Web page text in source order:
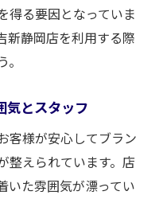
得る要因となっていま
新静岡店を利用する際
気とスタッフ
客様が安心してブラン
整えられています。店
いた雰囲気が漂ってい